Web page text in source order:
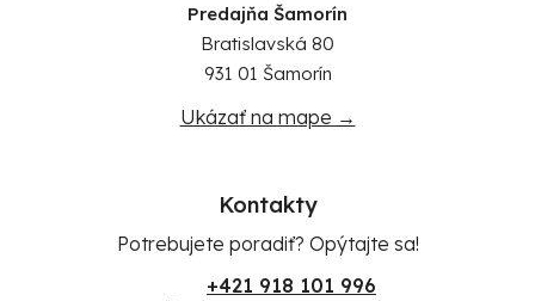
Predajňa Šamorín
Bratislavská 80
931 01 Šamorín
Ukázať na mape →
Kontakty
Potrebujete poradiť? Opýtajte sa!
+421 918 101 996